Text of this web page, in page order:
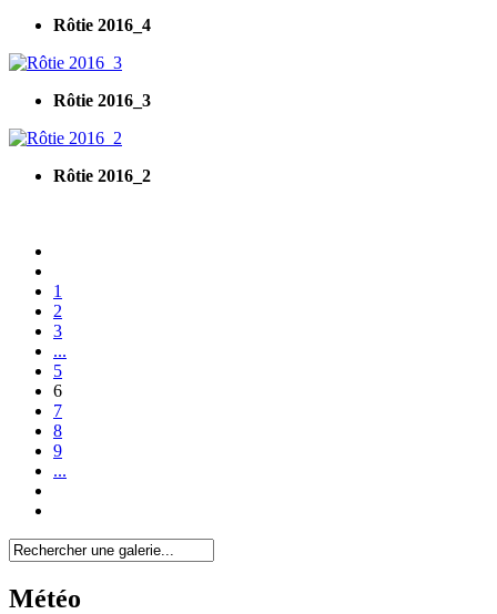
Rôtie 2016_4
Rôtie 2016_3
Rôtie 2016_2
1
2
3
...
5
6
7
8
9
...
Météo